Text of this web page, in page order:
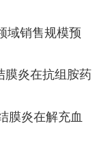
域销售规模预
膜炎在抗组胺药
膜炎在解充血